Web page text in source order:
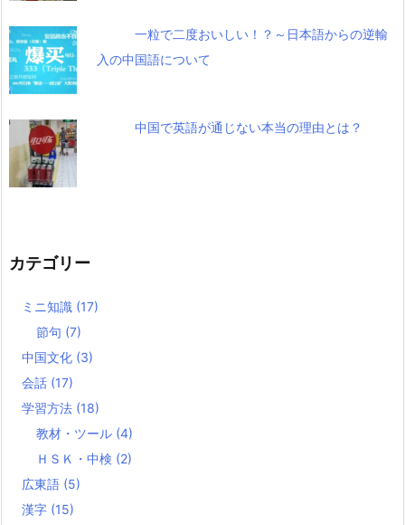
一粒で二度おいしい！？～日本語からの逆輸
入の中国語について
中国で英語が通じない本当の理由とは？
カテゴリー
ミニ知識 (17)
節句 (7)
中国文化 (3)
会話 (17)
学習方法 (18)
教材・ツール (4)
ＨＳＫ・中検 (2)
広東語 (5)
漢字 (15)